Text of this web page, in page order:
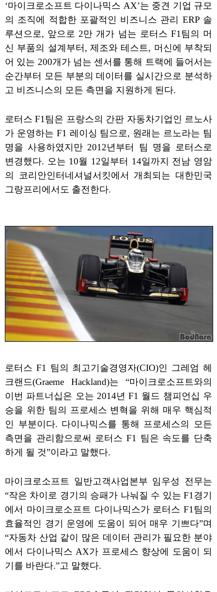
‘마이크로소프트 다이나믹스 AX’는 중견 기업 규모
의 조직에 적합한 포괄적인 비즈니스 관리 ERP 솔
루션으로, 앞으로 2만 개가 넘는 로터스 F1팀의 머
신 부품의 설계부터, 제조와 테스트, 머신에 부착되
어 있는 200개가 넘는 센서를 통해 트랙에 들어서는
순간부터 모든 부분의 데이터를 실시간으로 분석하
고 비즈니스의 모든 측면을 지원하게 된다.
로터스 F1팀은 프랑스의 간판 자동차기업인 르노사
가 운영하는 F1 레이싱 팀으로, 원래는 르노라는 팀
명을 사용하였지만 2012년부터 팀 명을 로터스로
변경했다. 오는 10월 12일부터 14일까지 전남 영암
의 코리안인터네셔널서킷에서 개최되는 대한민국
그랑프리에서도 출전한다.
로터스 F1 팀의 최고기술경영자(CIO)인 그레엄 헤
크랜드(Graeme Hackland)는 “마이크로소프트와의
이번 파트너십은 오는 2014년 F1 월드 챔피언십 우
승을 위한 팀의 프로세스 변혁을 위해 매우 핵심적
인 부분이다. 다이나믹스를 통해 프로세스의 모든
측면을 관리함으로써 로터스 F1 팀은 속도를 단축
하게 될 것”이라고 말했다.
마이크로소프트 일반고객사업본부 임우성 전무는
“작은 차이로 경기의 승패가 나눠질 수 있는 F1경기
에서 마이크로소프트 다이나믹스가 로터스 F1팀의
효율적인 경기 운영에 도움이 되어 매우 기쁘다”며
“자동차 산업 같이 많은 데이터 관리가 필요한 분야
에서 다이나믹스 AX가 프로세스 향상에 도움이 되
기를 바란다.”고 말했다.